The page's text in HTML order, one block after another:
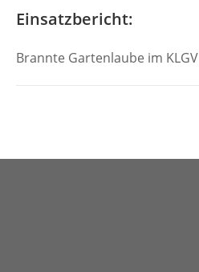
Einsatzbericht:
Brannte Gartenlaube im KLGV